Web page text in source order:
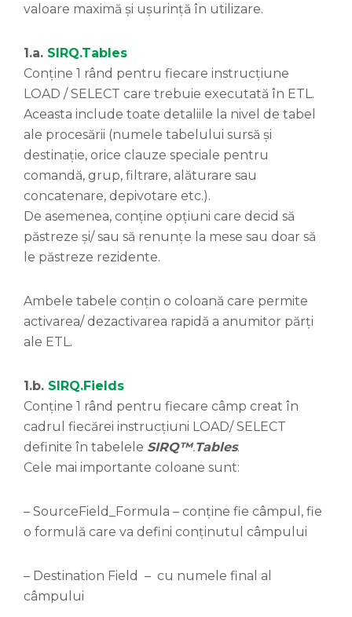
valoare maximă și ușurință în utilizare.
1.a. SIRQ.Tables
Conține 1 rând pentru fiecare instrucțiune
LOAD / SELECT care trebuie executată în ETL.
Aceasta include toate detaliile la nivel de tabel
ale procesării (numele tabelului sursă și
destinație, orice clauze speciale pentru
comandă, grup, filtrare, alăturare sau
concatenare, depivotare etc.).
De asemenea, conține opțiuni care decid să
păstreze și/ sau să renunțe la mese sau doar să
le păstreze rezidente.
Ambele tabele conțin o coloană care permite
activarea/ dezactivarea rapidă a anumitor părți
ale ETL.
1.b. SIRQ.Fields
Conține 1 rând pentru fiecare câmp creat în
cadrul fiecărei instrucțiuni LOAD/ SELECT
definite în tabelele SIRQ™.Tables.
Cele mai importante coloane sunt:
– SourceField_Formula – conține fie câmpul, fie
o formulă care va defini conținutul câmpului
– Destination Field – cu numele final al
câmpului